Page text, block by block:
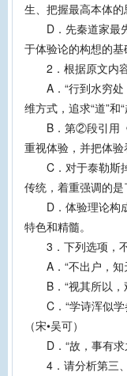
生、把握最高本体的
D．先秦道家最先
于体验论的构想的基
2．根据原文内容
A．“行到水穷处
维方式，追求“道”和“
B．第②段引用《
重视体验，并把体验
C．对于泰勒斯掉
传统，着重强调的
D．体验理论构成
特色和精髓。
3．下列选项，不
A．“不出户，知
B．“视其所以，
C．“学诗浑似学
（宋•吴可）
D．“故，事有求
4．请分析第三、